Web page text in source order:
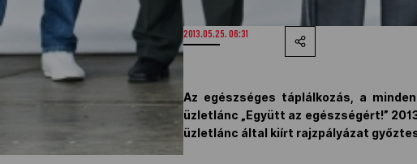
2013.05.25. 06:31
Az egészséges táplálkozás, a
üzletlánc „Együtt az egészségért!”
üzletlánc által kiírt rajzpályázat